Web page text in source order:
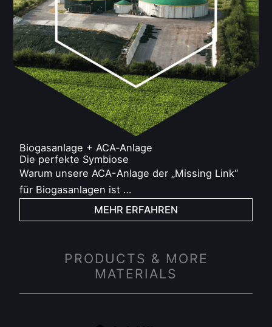
Biogasanlage + ACA‑Anlage
Die perfekte Symbiose
Warum unsere ACA-Anlage der „Missing Link“
für Biogasanlagen ist …
MEHR ERFAHREN
PRODUCTS & MORE
MATERIALS